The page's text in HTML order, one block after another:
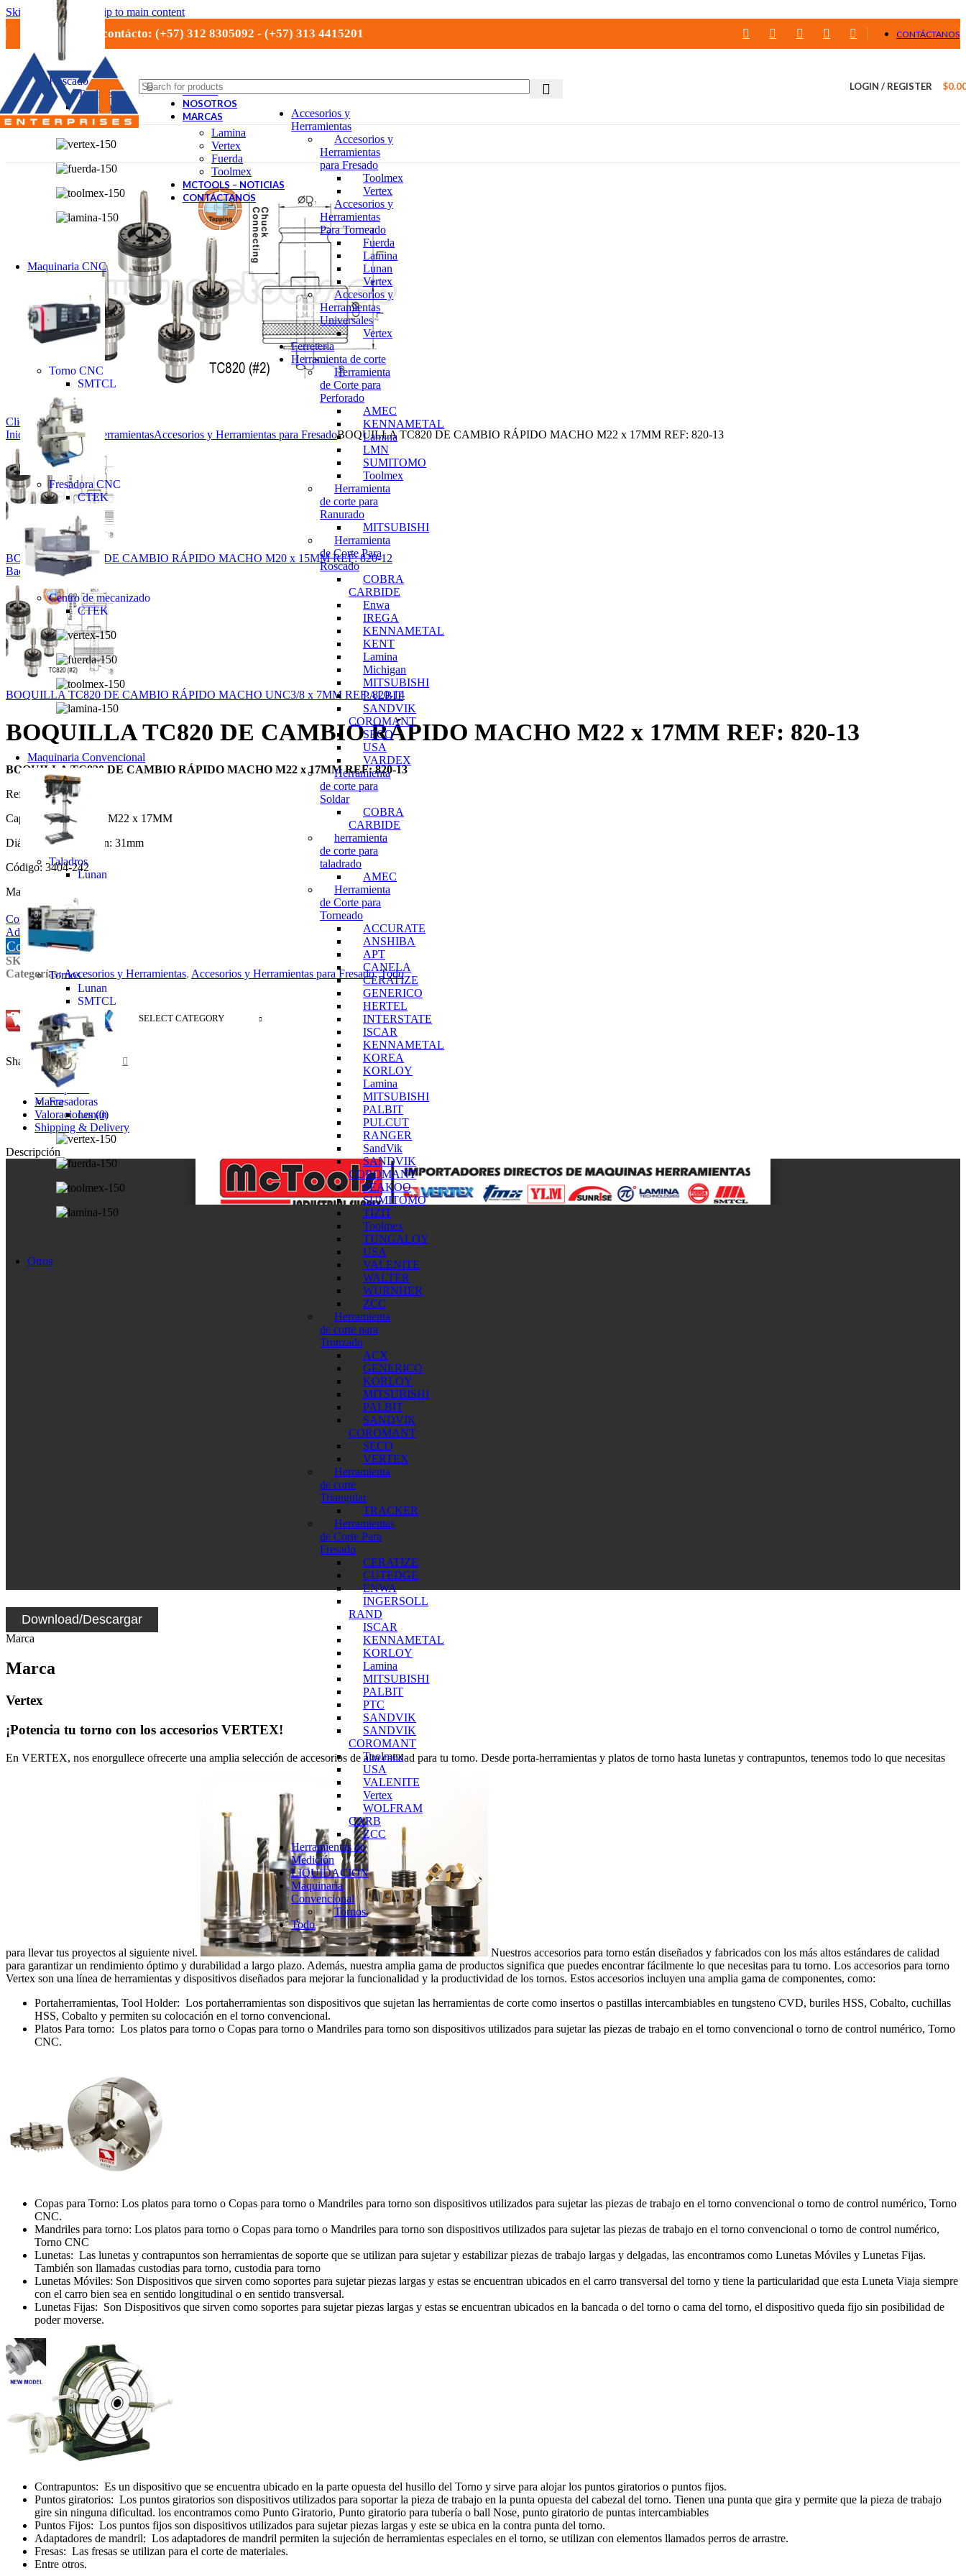
Skip to navigation Skip to main content
Números de contácto: (+57) 312 8305092 - (+57) 313 4415201 CONTÁCTANOS
SELECT CATEGORY
Accesorios y
Herramientas
Accesorios y
Herramientas
para Fresado
Toolmex
Vertex
Accesorios y
Herramientas
Para Torneado
Fuerda
Lamina
Lunan
Vertex
Accesorios y
Herramientas
Universales
Vertex
Ferreteria
Herramienta de corte
Herramienta
de Corte para
Perforado
AMEC
KENNAMETAL
Lamina
LMN
SUMITOMO
Toolmex
Herramienta
de corte para
Ranurado
MITSUBISHI
Herramienta
de Corte Para
Roscado
COBRA
CARBIDE
Enwa
IREGA
KENNAMETAL
KENT
Lamina
Michigan
MITSUBISHI
PALBIT
SANDVIK
COROMANT
SECO
USA
VARDEX
Herramienta
de corte para
Soldar
COBRA
CARBIDE
herramienta
de corte para
taladrado
AMEC
Herramienta
de Corte para
Torneado
ACCURATE
ANSHIBA
APT
CANELA
CERATIZE
GENERICO
HERTEL
INTERSTATE
ISCAR
KENNAMETAL
KOREA
KORLOY
Lamina
MITSUBISHI
PALBIT
PULCUT
RANGER
SandVik
SANDVIK
COROMANT
SEAKOO
SUMITOMO
TIZIT
Toolmex
TUNGALOY
USA
VALENITE
WALTER
WURNHER
ZCC
Herramienta
de corte para
Tronzado
ACX
GENERICO
KORLOY
MITSUBISHI
PALBIT
SANDVIK
COROMANT
SECO
VERTEX
Herramienta
de corte
Triangular
TRACKER
Herramientas
de Corte Para
Fresado
CERATIZE
CUTEDGE
ENWA
INGERSOLL
RAND
ISCAR
KENNAMETAL
KORLOY
Lamina
MITSUBISHI
PALBIT
PTC
SANDVIK
SANDVIK
COROMANT
Toolmex
USA
VALENITE
Vertex
WOLFRAM
CARB
ZCC
Herramientas de
Medición
LIQUIDACION
Maquinaria
Convencional
Tornos
Todo
LOGIN / REGISTER $
Roscado
Toolmex
Lamina
Vertex
Maquinaria CNC
Torno CNC
SMTCL
Fresadora CNC
CTEK
Centro de mecanizado
CTEK
Maquinaria Convencional
Taladros
Lunan
Tornos
Lunan
SMTCL
Fresadoras
Lunan
Otros
TIENDA
NOSOTROS
MARCAS
Lamina
Vertex
Fuerda
Toolmex
MCTOOLS – NOTICIAS
CONTÁCTANOS
Click to enlarge
Inicio
Accesorios y HerramientasAccesorios y Herramientas para FresadoBOQUILLA TC820 DE CAMBIO RÁPIDO MACHO M22 x 17MM REF: 820-13
BOQUILLA TC820 DE CAMBIO RÁPIDO MACHO M20 x 15MM REF: 820-12
Back to products
BOQUILLA TC820 DE CAMBIO RÁPIDO MACHO UNC3/8 x 7MM REF: 820-14
BOQUILLA TC820 DE CAMBIO RÁPIDO MACHO M22 x 17MM REF: 820-13
BOQUILLA TC820 DE CAMBIO RÁPIDO MACHO M22 x 17MM REF: 820-13
Ref: 820-13
Capacidad de Macho: M22 x 17MM
Diámetro de Conexión: 31mm
Código: 3404-242
Marca: Vertex
Compare
Add to wishlist
Cotizar
SKU:
Categorías:Accesorios y Herramientas, Accesorios y Herramientas para Fresado, Todo
Share:
Descripción
Marca
Valoraciones (0)
Shipping & Delivery
Descripción
Download/Descargar
Marca
Marca
Vertex
¡Potencia tu torno con los accesorios VERTEX!
En VERTEX, nos enorgullece ofrecerte una amplia selección de accesorios de alta calidad para tu torno. Desde porta-herramientas y platos de torno hasta lunetas y contrapuntos, tenemos todo lo que necesitas
para llevar tus proyectos al siguiente nivel.
Nuestros accesorios para torno están diseñados y fabricados con los más altos estándares de calidad
para garantizar un rendimiento óptimo y durabilidad a largo plazo. Además, nuestra amplia gama de productos significa que puedes encontrar fácilmente lo que necesitas para tu torno. Los accesorios para torno
Vertex son una lí­nea de herramientas y dispositivos diseñados para mejorar la funcionalidad y la productividad de los tornos. Estos accesorios incluyen una amplia gama de componentes, como:
Portaherramientas, Tool Holder: Los portaherramientas son dispositivos que sujetan las herramientas de corte como insertos o pastillas intercambiables en tungsteno CVD, buriles HSS, Cobalto, cuchillas
HSS, Cobalto y permiten su colocación en el torno convencional.
Platos Para torno: Los platos para torno o Copas para torno o Mandriles para torno son dispositivos utilizados para sujetar las piezas de trabajo en el torno convencional o torno de control numérico, Torno
CNC.
Copas para Torno: Los platos para torno o Copas para torno o Mandriles para torno son dispositivos utilizados para sujetar las piezas de trabajo en el torno convencional o torno de control numérico, Torno
CNC.
Mandriles para torno: Los platos para torno o Copas para torno o Mandriles para torno son dispositivos utilizados para sujetar las piezas de trabajo en el torno convencional o torno de control numérico,
Torno CNC
Lunetas: Las lunetas y contrapuntos son herramientas de soporte que se utilizan para sujetar y estabilizar piezas de trabajo largas y delgadas, las encontramos como Lunetas Móviles y Lunetas Fijas.
También son llamadas custodias para torno, custodia para torno
Lunetas Móviles: Son Dispositivos que sirven como soportes para sujetar piezas largas y estas se encuentran ubicados en el carro transversal del torno y tiene la particularidad que esta Luneta Viaja siempre
con el carro bien sea en sentido longitudinal o en sentido transversal.
Lunetas Fijas: Son Dispositivos que sirven como soportes para sujetar piezas largas y estas se encuentran ubicados en la bancada o del torno o cama del torno, el dispositivo queda fijo sin posibilidad de
poder moverse.
Contrapuntos: Es un dispositivo que se encuentra ubicado en la parte opuesta del husillo del Torno y sirve para alojar los puntos giratorios o puntos fijos.
Puntos giratorios: Los puntos giratorios son dispositivos utilizados para soportar la pieza de trabajo en la punta opuesta del cabezal del torno. Tienen una punta que gira y permite que la pieza de trabajo
gire sin ninguna dificultad. los encontramos como Punto Giratorio, Punto giratorio para tuberí­a o ball Nose, punto giratorio de puntas intercambiables
Puntos Fijos: Los puntos fijos son dispositivos utilizados para sujetar piezas largas y este se ubica en la contra punta del torno.
Adaptadores de mandril: Los adaptadores de mandril permiten la sujeción de herramientas especiales en el torno, se utilizan con elementos llamados perros de arrastre.
Fresas: Las fresas se utilizan para el corte de materiales.
Entre otros.